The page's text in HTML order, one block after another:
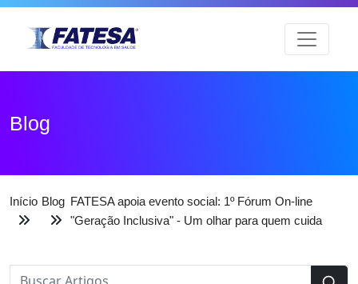
Blog
Início Blog FATESA apoia evento social: 1º Fórum On-line
"Geração Inclusiva" - Um olhar para quem cuida